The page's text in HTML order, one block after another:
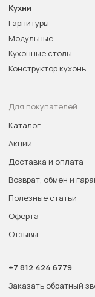
Кухни
Гарнитуры
Модульные
Кухонные столы
Конструктор кухонь
Для покупателей
Каталог
Акции
Доставка и оплата
Возврат, обмен и
Полезные статьи
Оферта
Отзывы
+7 812 424 6779
Заказать обратный